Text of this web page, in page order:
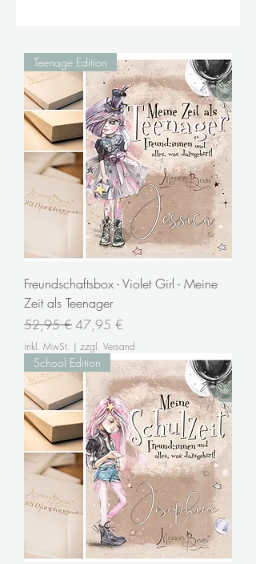
Teenage Edition
Freundschaftsbox - Violet Girl - Meine
Zeit als Teenager
Standardpreis
52,95 €Sale-Preis
47,95 €
inkl. MwSt. | zzgl. Versand
School Edition